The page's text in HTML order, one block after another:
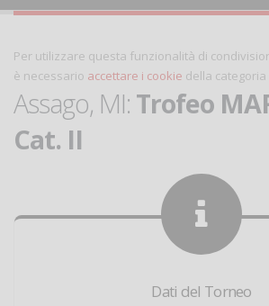
Per utilizzare questa funzionalità di
è necessario accettare i cookie della
Assago, MI: Trofeo
Cat. II
Dati del Torneo